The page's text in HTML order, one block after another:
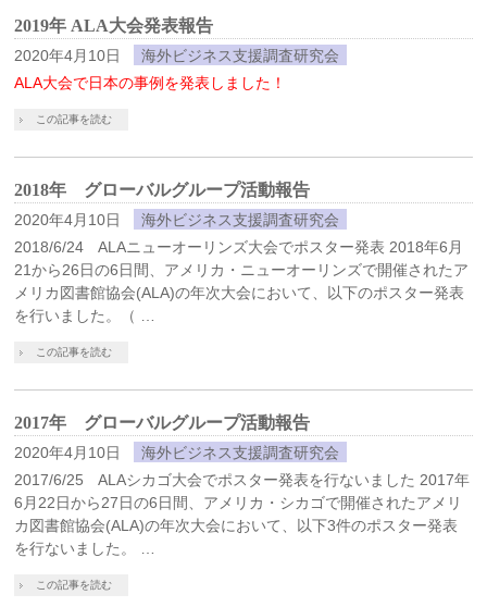
2019年 ALA大会発表報告
2020年4月10日
海外ビジネス支援調査研究会
ALA大会で日本の事例を発表しました！
この記事を読む
2018年 グローバルグループ活動報告
2020年4月10日
海外ビジネス支援調査研究会
2018/6/24 ALAニューオーリンズ大会でポスター発表 2018年6月
21から26日の6日間、アメリカ・ニューオーリンズで開催されたア
メリカ図書館協会(ALA)の年次大会において、以下のポスター発表
を行いました。（ …
この記事を読む
2017年 グローバルグループ活動報告
2020年4月10日
海外ビジネス支援調査研究会
2017/6/25 ALAシカゴ大会でポスター発表を行ないました 2017年
6月22日から27日の6日間、アメリカ・シカゴで開催されたアメリ
カ図書館協会(ALA)の年次大会において、以下3件のポスター発表
を行ないました。 …
この記事を読む